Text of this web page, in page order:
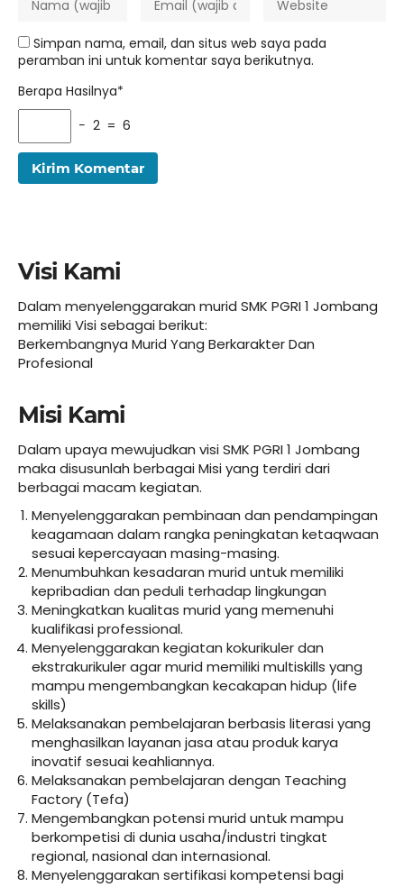
Simpan nama, email, dan situs web saya pada
peramban ini untuk komentar saya berikutnya.
Berapa Hasilnya*
− 2 = 6
Visi Kami
Dalam menyelenggarakan murid SMK PGRI 1 Jombang
memiliki Visi sebagai berikut:
Berkembangnya Murid Yang Berkarakter Dan
Profesional
Misi Kami
Dalam upaya mewujudkan visi SMK PGRI 1 Jombang
maka disusunlah berbagai Misi yang terdiri dari
berbagai macam kegiatan.
Menyelenggarakan pembinaan dan pendampingan
keagamaan dalam rangka peningkatan ketaqwaan
sesuai kepercayaan masing-masing.
Menumbuhkan kesadaran murid untuk memiliki
kepribadian dan peduli terhadap lingkungan
Meningkatkan kualitas murid yang memenuhi
kualifikasi professional.
Menyelenggarakan kegiatan kokurikuler dan
ekstrakurikuler agar murid memiliki multiskills yang
mampu mengembangkan kecakapan hidup (life
skills)
Melaksanakan pembelajaran berbasis literasi yang
menghasilkan layanan jasa atau produk karya
inovatif sesuai keahliannya.
Melaksanakan pembelajaran dengan Teaching
Factory (Tefa)
Mengembangkan potensi murid untuk mampu
berkompetisi di dunia usaha/industri tingkat
regional, nasional dan internasional.
Menyelenggarakan sertifikasi kompetensi bagi